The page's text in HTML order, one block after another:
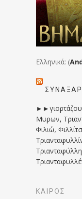
Ελληνικά: (
ΣΥΝΑΞΆΡΙ
Μυρων,
Φιλιώ,
ΚΑΙΡΟΣ